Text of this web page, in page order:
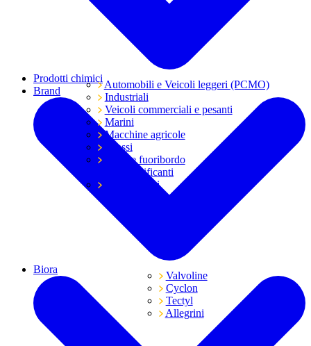
Automobili e Veicoli leggeri (PCMO)
Industriali
Veicoli commerciali e pesanti
Marini
Macchine agricole
Grassi
Moto e fuoribordo
Tutti i lubrificanti
Trasmissioni
Prodotti chimici
Brand
Valvoline
Cyclon
Tectyl
Allegrini
Biora